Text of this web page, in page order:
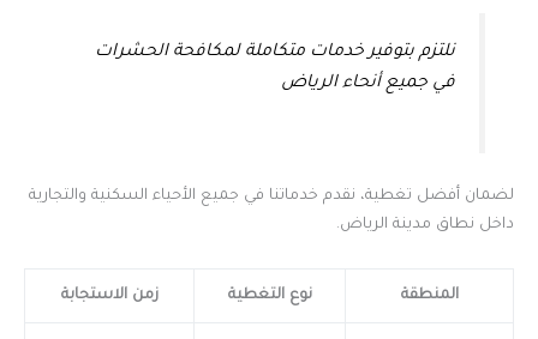
نلتزم بتوفير خدمات متكاملة لمكافحة الحشرات
في جميع أنحاء الرياض
لضمان أفضل تغطية، نقدم خدماتنا في جميع الأحياء السكنية والتجارية
داخل نطاق مدينة الرياض.
المنطقة نوع التغطية زمن الاستجابة